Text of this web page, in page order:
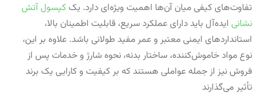
تفاوت‌های کیفی میان آن‌ها اهمیت ویژه‌ای دارد. یککپسول آتش
نشانی ایده‌آل باید دارای عملکرد سریع، قابلیت اطمینان بالا،
استانداردهای ایمنی معتبر و عمر مفید طولانی باشد. علاوه بر این،
نوع مواد خاموش‌کننده، ساختار بدنه، نحوه شارژ و خدمات پس از
فروش نیز از جمله عواملی هستند که بر کیفیت و کارایی یک برند
تأثیر می‌گذارند